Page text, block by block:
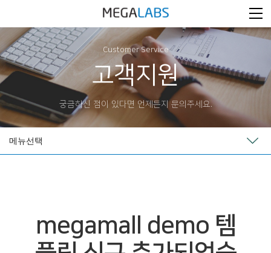
Customer Service
고객지원
궁금하신 점이 있다면 언제든지 문의주세요.
메뉴선택
megamall demo 템